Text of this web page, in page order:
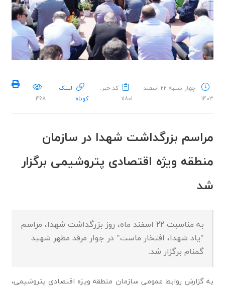
چهار شنبه ۲۲ اسفند
۱۴۰۳
کد خبر:
۱۱۸۰۱
لینک
کوتاه
۴۶۸
مراسم بزرگداشت شهدا در سازمان
منطقه ویژه اقتصادی پتروشیمی برگزار
شد
به مناسبت ۲۲ اسفند ماه، روز بزرگداشت شهدا، مراسم
"یاد شهدا، افتخار ماست" در جوار مرقد مطهر شهید
گمنام برگزار شد.
به گزارش روابط عمومی سازمان منطقه ویژه اقتصادی پتروشیمی،